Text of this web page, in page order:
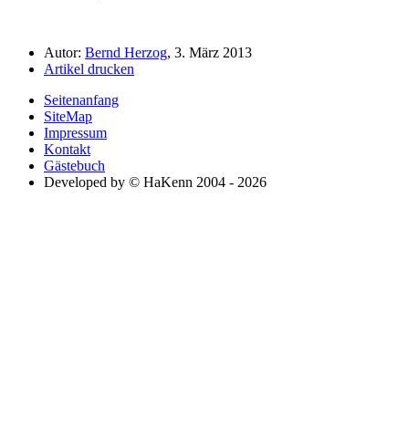
Autor: Bernd Herzog, 3. März 2013
Artikel drucken
Seitenanfang
SiteMap
Impressum
Kontakt
Gästebuch
Developed by © HaKenn 2004 - 2026